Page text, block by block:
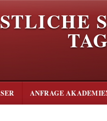
ANFRAGE